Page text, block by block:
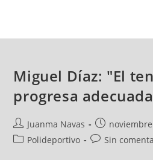
Miguel Díaz: "El
progresa
Juanma Navas
Polideportivo
Sin